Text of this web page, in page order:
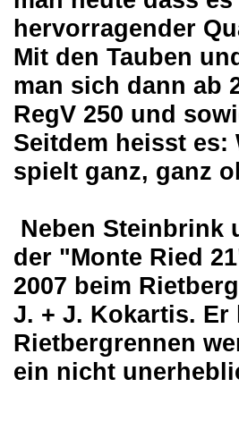
hervorragender
Mit den Tauben
man sich dann ab
RegV 250 und
Seitdem heisst es:
spielt ganz, ganz
Neben Steinbrink
der "Monte Ried
2007 beim
J. + J. Kokartis. Er
Rietbergrennen
ein nicht